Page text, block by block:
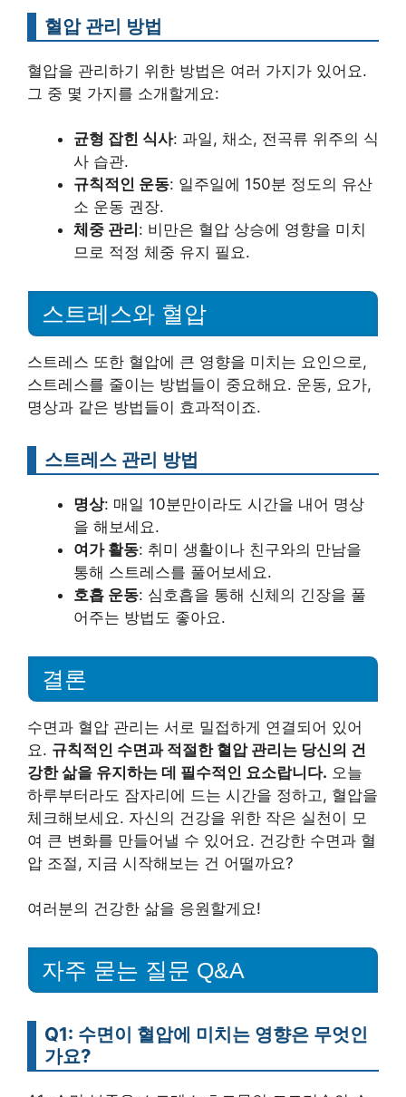
혈압 관리 방법
혈압을 관리하기 위한 방법은 여러 가지가 있어요.
그 중 몇 가지를 소개할게요:
균형 잡힌 식사: 과일, 채소, 전곡류 위주의 식
사 습관.
규칙적인 운동: 일주일에 150분 정도의 유산
소 운동 권장.
체중 관리 : 비만은 혈압 상승에 영향을 미치
므로 적정 체중 유지 필요.
스트레스와 혈압
스트레스 또한 혈압에 큰 영향을 미치는 요인으로,
스트레스를 줄이는 방법들이 중요해요. 운동, 요가,
명상과 같은 방법들이 효과적이죠.
스트레스 관리 방법
명상: 매일 10분만이라도 시간을 내어 명상
을 해보세요.
여가 활동: 취미 생활이나 친구와의 만남을
통해 스트레스를 풀어보세요.
호흡 운동: 심호흡을 통해 신체의 긴장을 풀
어주는 방법도 좋아요.
결론
수면과 혈압 관리는 서로 밀접하게 연결되어 있어
요. 규칙적인 수면과 적절한 혈압 관리는 당신의 건
강한 삶을 유지하는 데 필수적인 요소랍니다. 오늘
하루부터라도 잠자리에 드는 시간을 정하고, 혈압을
체크해보세요. 자신의 건강을 위한 작은 실천이 모
여 큰 변화를 만들어낼 수 있어요. 건강한 수면과 혈
압 조절, 지금 시작해보는 건 어떨까요?
여러분의 건강한 삶을 응원할게요!
자주 묻는 질문 Q&A
Q1: 수면이 혈압에 미치는 영향은 무엇인
가요?